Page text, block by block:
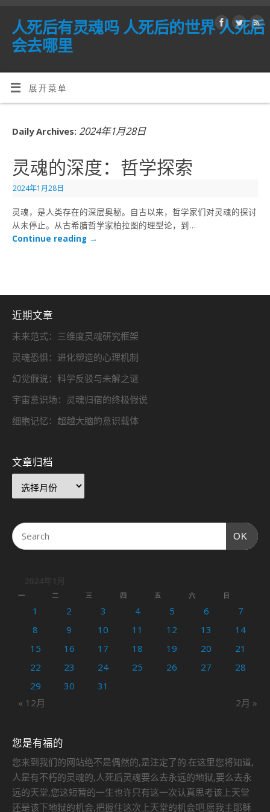
人死后有灵魂吗 人死后的世界 人死后
会去哪里
展开菜单
Daily Archives: 2024年1月28日
灵魂的深度：哲学探索
2024年1月28日
灵魂，是人类存在的深层奥秘。自古以来，哲学家们对灵魂的探讨
从未停止。从古希腊哲学家柏拉图的理型论，到…
Continue reading →
近期文章
未来范式：三维度灵魂研究框架
灵魂恐惧：进化塑造的心理机制
幻觉假说：科学反驳与未解之谜
宇宙意识场：灵魂归宿的终极假说
细胞记忆：超越大脑的意识载体
文章归档
OK
一 二 三 四 五 六 日
« 12月 2月 »
1 2 3 4 5 6
7
8
9 10 11 12 13
14
15
16 17 18 19 20
21
22
23 24 25 26 27
28
29
30 31
您是有福的
您来到我们的网站绝不是偶然的,是注定了的.在这里您将知道,
人是有不朽的灵魂的,人死后灵魂要么去永远的地狱,要么去永
远的天堂,您这短暂的一生也许只有这一次认真思考该上天堂
还是该下地狱的机会,把握住这次上天堂的机会吧.愿我主耶稣